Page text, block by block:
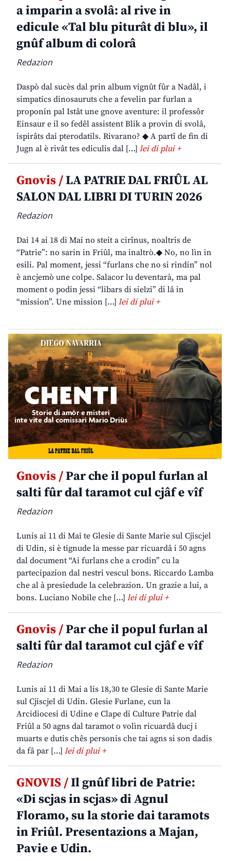
a imparin a svolâ: al rive in
edicule «Tal blu piturât di blu», il
gnûf album di colorâ
Redazion
Daspò dal sucès dal prin album vignût fûr a Nadâl, i
simpatics dinosauruts che a fevelin par furlan a
proponin pal Istât une gnove aventure: il professôr
Einsaur e il so fedêl assistent Blik a provin di svolâ,
ispirâts dai pterodatils. Rivarano? ◆ A partî de fin di
Jugn al è rivât tes ediculis dal […] lei di plui +
Gnovis /LA PATRIE DAL FRIÛL AL
SALON DAL LIBRI DI TURIN 2026
Redazion
Dai 14 ai 18 di Mai no steit a cirînus, noaltris de
“Patrie”: no sarin in Friûl, ma inaltrò.◆ No, no lìn in
esili. Pal moment, jessi “furlans che no si rindin” nol
è ancjemò une colpe. Salacor lu deventarà, ma pal
moment o podin jessi “libars di sielzi” di lâ in
“mission”. Une mission […] lei di plui +
Gnovis /Par che il popul furlan al
salti fûr dal taramot cul cjâf e vîf
Redazion
Lunis ai 11 di Mai te Glesie di Sante Marie sul Cjiscjel
di Udin, si è tignude la messe par ricuardâ i 50 agns
dal document “Ai furlans che a crodin” cu la
partecipazion dal nestri vescul bons. Riccardo Lamba
che al à presiedude la celebrazion. Un grazie a lui, a
bons. Luciano Nobile che […] lei di plui +
Gnovis /Par che il popul furlan al
salti fûr dal taramot cul cjâf e vîf
Redazion
Lunis ai 11 di Mai a lis 18,30 te Glesie di Sante Marie
sul Cjiscjel di Udin. Glesie Furlane, cun la
Arcidiocesi di Udine e Clape di Culture Patrie dal
Friûl a 50 agns dal taramot o volìn ricuardâ ducj i
muarts e dutis chês personis che tai agns si son dadis
da fâ par […] lei di plui +
GNOVIS /Il gnûf libri de Patrie:
«Di scjas in scjas» di Agnul
Floramo, su la storie dai taramots
in Friûl. Presentazions a Majan,
Pavie e Udin.